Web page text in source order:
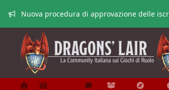
Nuova procedura di approvazione delle